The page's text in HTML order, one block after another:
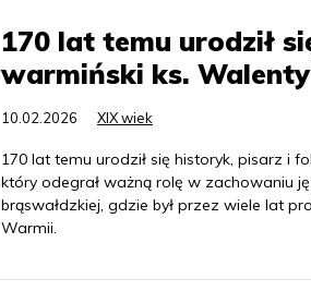
170 lat temu urodził
warmiński ks.
10.02.2026 XIX wiek
170 lat temu urodził się historyk, pisarz i
który odegrał ważną rolę w zachowaniu
brąswałdzkiej, gdzie był przez wiele lat
Warmii.